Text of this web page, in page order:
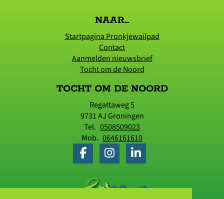
NAAR...
Startpagina Pronkjewailpad
Contact
Aanmelden nieuwsbrief
Tocht om de Noord
TOCHT OM DE NOORD
Regattaweg 5
9731 AJGroningen
Tel. 0508509023
Mob. 0646161610